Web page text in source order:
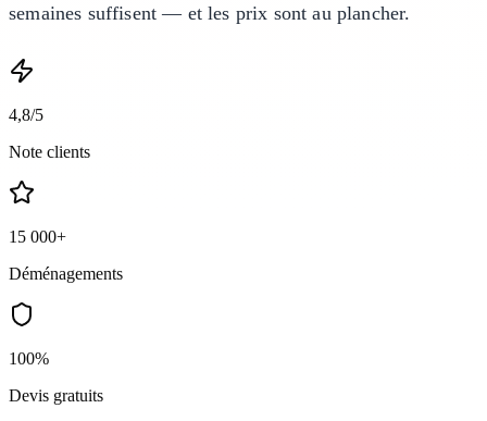
semaines suffisent — et les prix sont au plancher.
4,8/5
Note clients
15 000+
Déménagements
100%
Devis gratuits